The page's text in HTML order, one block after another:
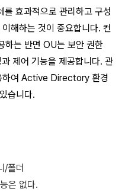
효과적으로 관리하고 구성
해하는 것이 중요합니다. 컨
하는 반면 OU는 보안 권한
제어 기능을 제공합니다. 관
하여 Active Directory 환경
습니다.
/폴더
은 없다.